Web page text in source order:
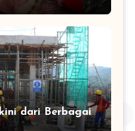
dari Berbagai